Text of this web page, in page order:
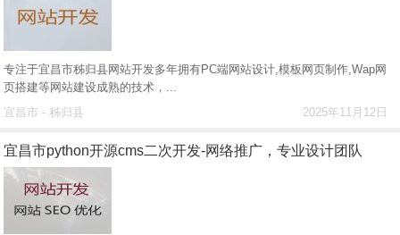
专注于宜昌市秭归县网站开发多年拥有PC端网站设计,模板网页制作,Wap网
页搭建等网站建设成熟的技术，...
2025年11月12日
宜昌市 - 秭归县
宜昌市python开源cms二次开发-网络推广，专业设计团队